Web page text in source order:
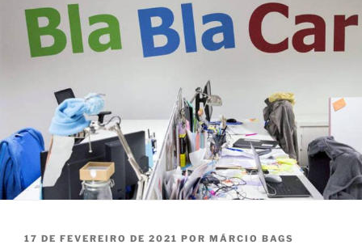
PUBLICADO
17 DE FEVEREIRO DE 2021 POR MÁRCIO BAGS